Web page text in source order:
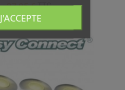
27,95 €TTC
add_circle_outlineCreate new list
Connexion
J'ACCEPTE